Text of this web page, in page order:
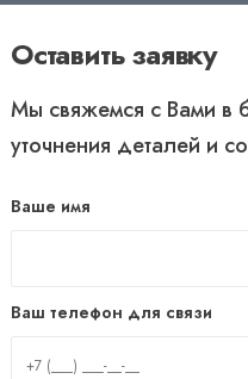
Оставить заявку
Мы свяжемся с Вами в
уточнения деталей и
Ваше имя
Ваш телефон для связи